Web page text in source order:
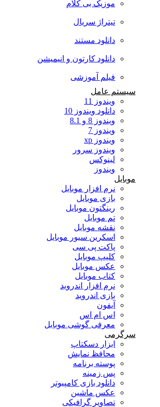
موزیک بی کلام
تیتراژ سریال
دانلود مستند
دانلود کارتون و انیمیشن
فیلم آموزشی
سیستم عامل
ویندوز 11
دانلود ویندوز 10
ویندوز 8 و 8.1
ویندوز 7
ویندوز xp
ویندوز سرور
لینوکس
ویندوز
موبایل
نرم افزار موبایل
بازی موبایل
رینگتون موبایل
تم موبایل
نقشه موبایل
اسکرین سیور موبایل
پاکت پی سی
کلیپ موبایل
عکس موبایل
کتاب موبایل
نرم افزار اندروید
بازی اندروید
آیفون
اس ام اس
معرفی گوشی موبایل
سرگرمی
ابزار دسکتاپ
محافظ نمایش
پوسته برنامه
پس زمینه
دانلود بازی کامپیوتر
عکس ماشین
تصاویر گرافیکی